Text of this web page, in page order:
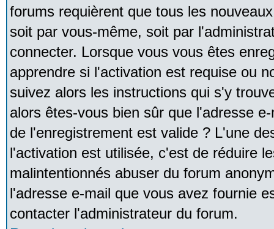
forums requièrent que tous les
soit par vous-même, soit par
connecter. Lorsque vous vous êtes
apprendre si l'activation est requise ou
suivez alors les instructions qui s'y
alors êtes-vous bien sûr que l'adresse
de l'enregistrement est valide ? L'une
l'activation est utilisée, c'est de réduire
malintentionnés abuser du forum
l'adresse e-mail que vous avez fournie
contacter l'administrateur du forum.